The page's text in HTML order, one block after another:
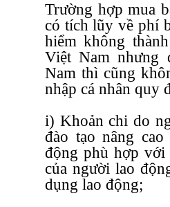
Trường hợp mua
có tích lũy về phí
hiểm không
Việt Nam nhưng
Nam thì cũng
nhập cá nhân quy
i) Khoản chi do
đào tạo nâng
động phù hợp với
của người lao
dụng lao động;